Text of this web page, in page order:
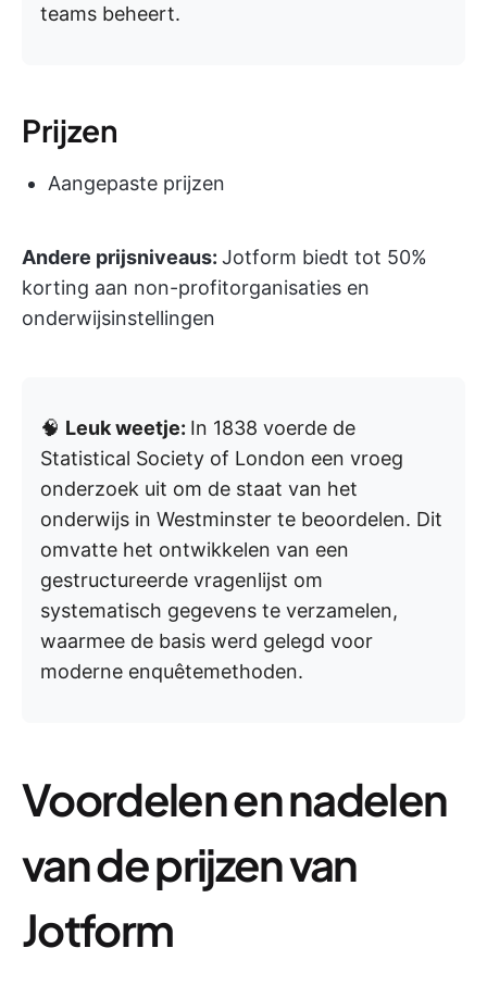
teams beheert.
Prijzen
Aangepaste prijzen
Andere prijsniveaus: Jotform biedt tot 50%
korting aan non-profitorganisaties en
onderwijsinstellingen
🧠 Leuk weetje: In 1838 voerde de
Statistical Society of London een vroeg
onderzoek uit om de staat van het
onderwijs in Westminster te beoordelen. Dit
omvatte het ontwikkelen van een
gestructureerde vragenlijst om
systematisch gegevens te verzamelen,
waarmee de basis werd gelegd voor
moderne enquêtemethoden.
Voordelen en nadelen
van de prijzen van
Jotform